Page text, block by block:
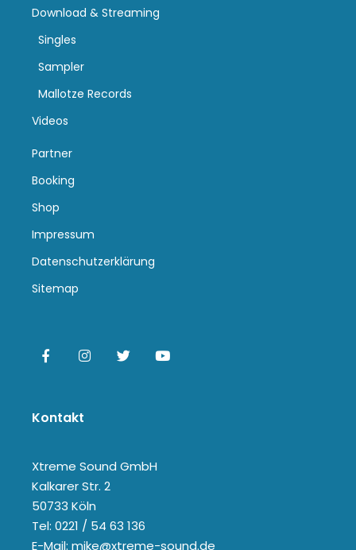
Download & Streaming
Singles
Sampler
Mallotze Records
Videos
Partner
Booking
Shop
Impressum
Datenschutzerklärung
Sitemap
Kontakt
Xtreme Sound GmbH
Kalkarer Str. 2
50733 Köln
Tel: 0221 / 54 63 136
E-Mail: mike@xtreme-sound.de